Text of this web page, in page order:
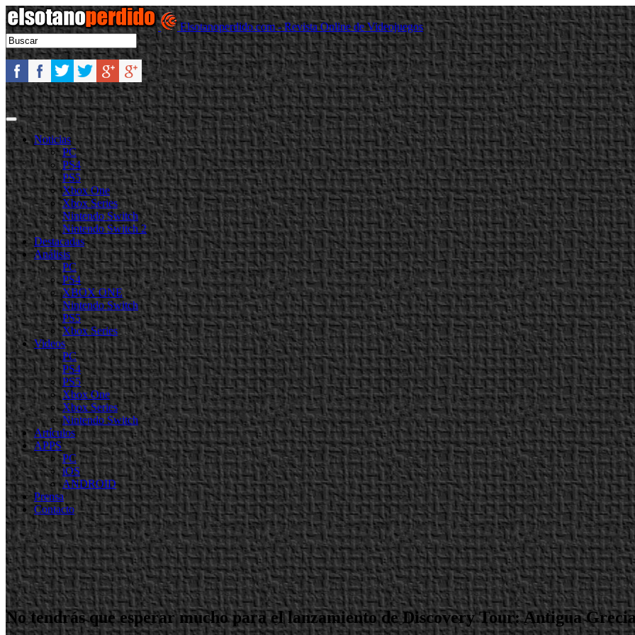
Elsotanoperdido.com - Revista Online de Videojuegos
Noticias
PC
PS4
PS5
Xbox One
Xbox Series
Nintendo Switch
Nintendo Switch 2
Destacadas
Análisis
PC
PS4
XBOX ONE
Nintendo Switch
PS5
Xbox Series
Videos
PC
PS4
PS5
Xbox One
Xbox Series
Nintendo Switch
Artículos
APPS
PC
iOS
ANDROID
Prensa
Contacto
No tendrás que esperar mucho para el lanzamiento de Discovery Tour: Antigua